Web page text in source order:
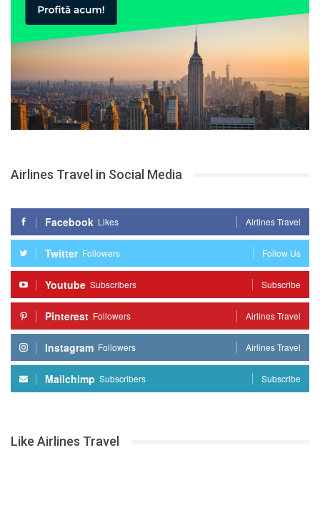
Airlines Travel in Social Media
Facebook Likes Airlines Travel
Twitter Followers Follow Us
Youtube Subscribers Subscribe
Pinterest Followers Airlines Travel
Instagram Followers Airlines Travel
Mailchimp Subscribers Subscribe
Like Airlines Travel